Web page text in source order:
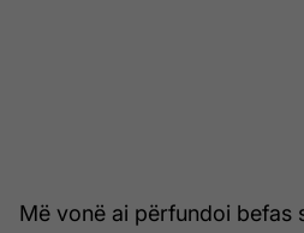
Më vonë ai përfundoi befas